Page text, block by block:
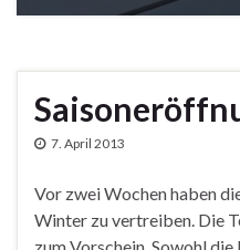
7. April 2013
Vor zwei Wochen haben
Winter zu vertreiben. Die